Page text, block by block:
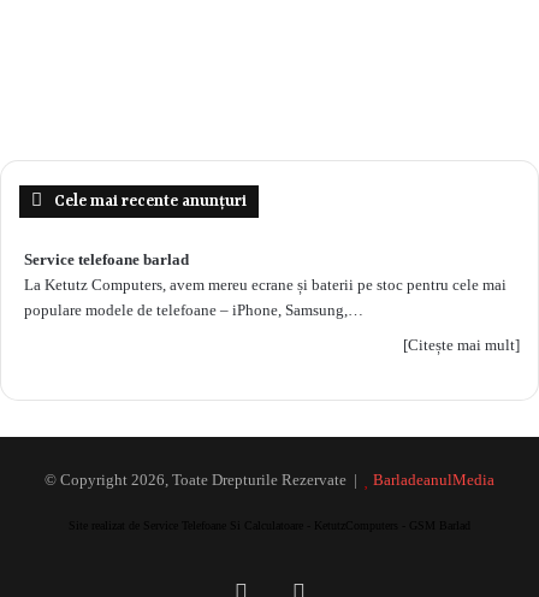
Cele mai recente anunțuri
Service telefoane barlad
La Ketutz Computers, avem mereu ecrane și baterii pe stoc pentru cele mai
populare modele de telefoane – iPhone, Samsung,…
[Citește mai mult]
© Copyright 2026, Toate Drepturile Rezervate | BarladeanulMedia